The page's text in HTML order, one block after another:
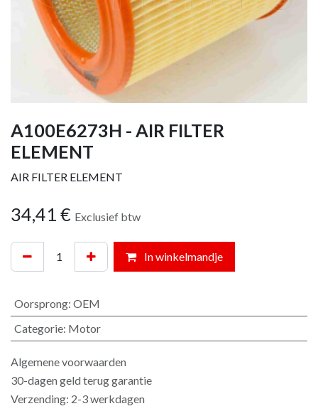
A100E6273H - AIR FILTER
ELEMENT
AIR FILTER ELEMENT
34,41 € Exclusief btw
In winkelmandje
Oorsprong: OEM
Categorie: Motor
Algemene voorwaarden
30-dagen geld terug garantie
Verzending: 2-3 werkdagen